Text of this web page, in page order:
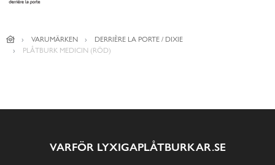
VARUMÄRKEN
DERRIÈRE LA PORTE / DIXIE
PLÅTBURK MEDICIN (RÖD)
VARFÖR LYXIGAPLÅTBURKAR.SE